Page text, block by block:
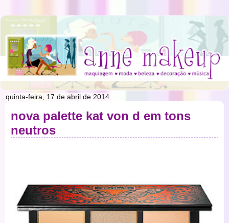
quinta-feira, 17 de abril de 2014
nova palette kat von d em tons
neutros